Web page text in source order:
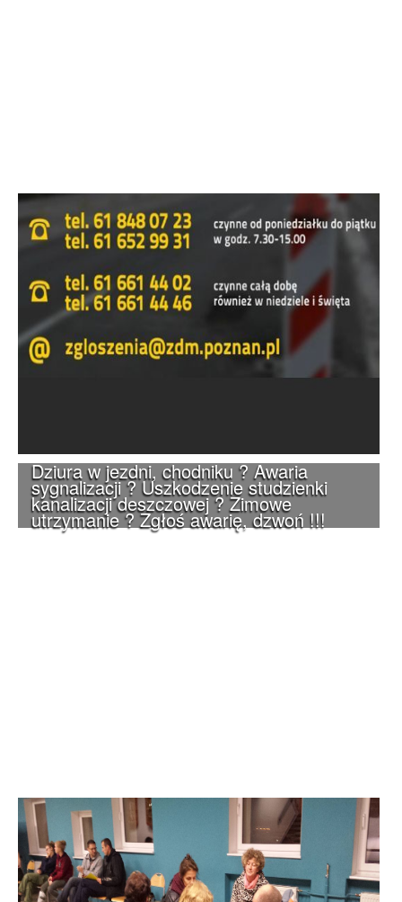
Dziura w jezdni, chodniku ? Awaria
sygnalizacji ? Uszkodzenie studzienki
kanalizacji deszczowej ? Zimowe
utrzymanie ? Zgłoś awarię, dzwoń !!!